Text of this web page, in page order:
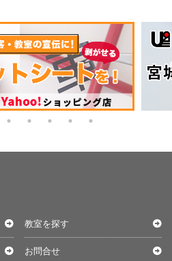
教室を探す
お問合せ